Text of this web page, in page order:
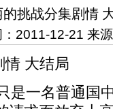
挑战分集剧情
2011-12-21 来
情 大结局
一名普通国